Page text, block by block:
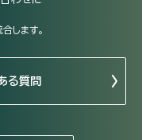
します。
る質問